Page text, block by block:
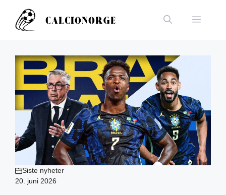
innhold
Meny
Siste nyheter
20. juni 2026